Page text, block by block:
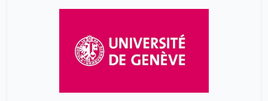
Maitre Guillaume 17
Ormières Clothilde
Rahmaty Zahra
Ruchonnet-Métrailler